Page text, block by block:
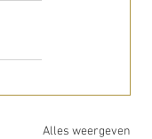
Alles weergeven